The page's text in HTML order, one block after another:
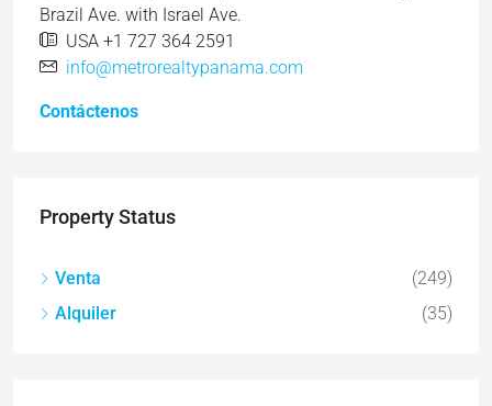
Brazil Ave. with Israel Ave.
USA +1 727 364 2591
info@metrorealtypanama.com
Contáctenos
Property Status
Venta
(249)
Alquiler
(35)